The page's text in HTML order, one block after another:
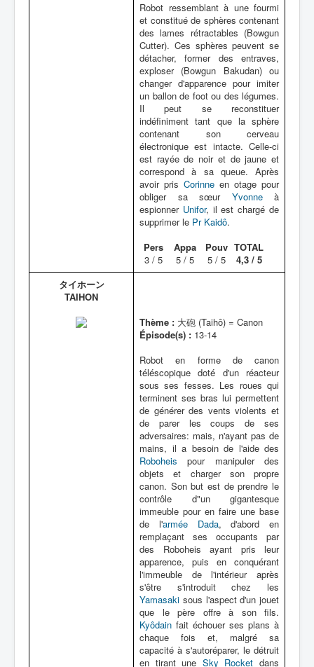
Robot ressemblant à une fourmi
et constitué de sphères contenant
des lames rétractables (Bowgun
Cutter). Ces sphères peuvent se
détacher, former des entraves,
exploser (Bowgun Bakudan) ou
changer d'apparence pour imiter
un ballon de foot ou des légumes.
Il peut se reconstituer
indéfiniment tant que la sphère
contenant son cerveau
électronique est intacte. Celle-ci
est rayée de noir et de jaune et
correspond à sa queue. Après
avoir pris Corinne en otage pour
obliger sa sœur Yvonneà
espionner Unifor, il est chargé de
supprimer le Pr Kaidô.
Pers
3 / 5
Appa
5 / 5
Pouv
5 / 5
TOTAL
4,3 / 5
タイホーン
TAIHON
Thème : 大砲 (Taihô) = Canon
Épisode(s) : 13-14
Robot en forme de canon
téléscopique doté d'un réacteur
sous ses fesses. Les roues qui
terminent ses bras lui permettent
de générer des vents violents et
de parer les coups de ses
adversaires: mais, n'ayant pas de
mains, il a besoin de l'aide des
Roboheis pour manipuler des
objets et charger son propre
canon. Son but est de prendre le
contrôle d"un gigantesque
immeuble pour en faire une base
de l'armée Dada, d'abord en
remplaçant ses occupants par
des Roboheis ayant pris leur
apparence, puis en conquérant
l'immeuble de l'intérieur après
s'être s'introduit chez les
Yamasaki sous l'aspect d'un jouet
que le père offre à son fils.
Kyôdain fait échouer ses plans à
chaque fois et, malgré sa
capacité à s'autoréparer, le détruit
en tirant une Sky Rocket dans